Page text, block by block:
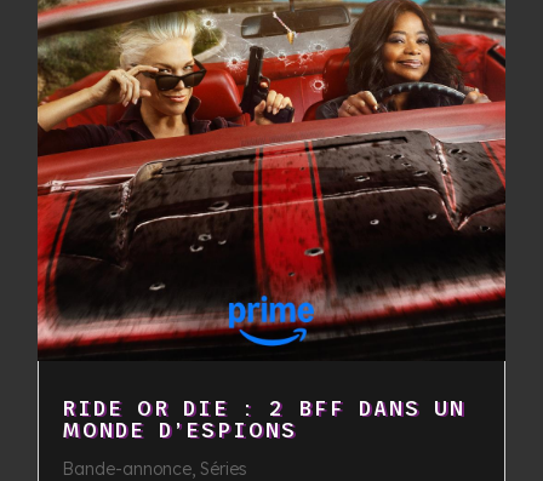
RIDE OR DIE : 2 BFF DANS UN
MONDE D’ESPIONS
Bande-annonce, Séries